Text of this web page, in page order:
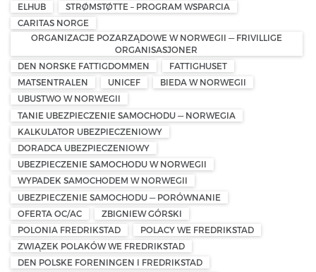
ELHUB
STRØMSTØTTE – PROGRAM WSPARCIA
CARITAS NORGE
ORGANIZACJE POZARZĄDOWE W NORWEGII — FRIVILLIGE
ORGANISASJONER
DEN NORSKE FATTIGDOMMEN
FATTIGHUSET
MATSENTRALEN
UNICEF
BIEDA W NORWEGII
UBUSTWO W NORWEGII
TANIE UBEZPIECZENIE SAMOCHODU — NORWEGIA
KALKULATOR UBEZPIECZENIOWY
DORADCA UBEZPIECZENIOWY
UBEZPIECZENIE SAMOCHODU W NORWEGII
WYPADEK SAMOCHODEM W NORWEGII
UBEZPIECZENIE SAMOCHODU — PORÓWNANIE
OFERTA OC/AC
ZBIGNIEW GÓRSKI
POLONIA FREDRIKSTAD
POLACY WE FREDRIKSTAD
ZWIĄZEK POLAKÓW WE FREDRIKSTAD
DEN POLSKE FORENINGEN I FREDRIKSTAD